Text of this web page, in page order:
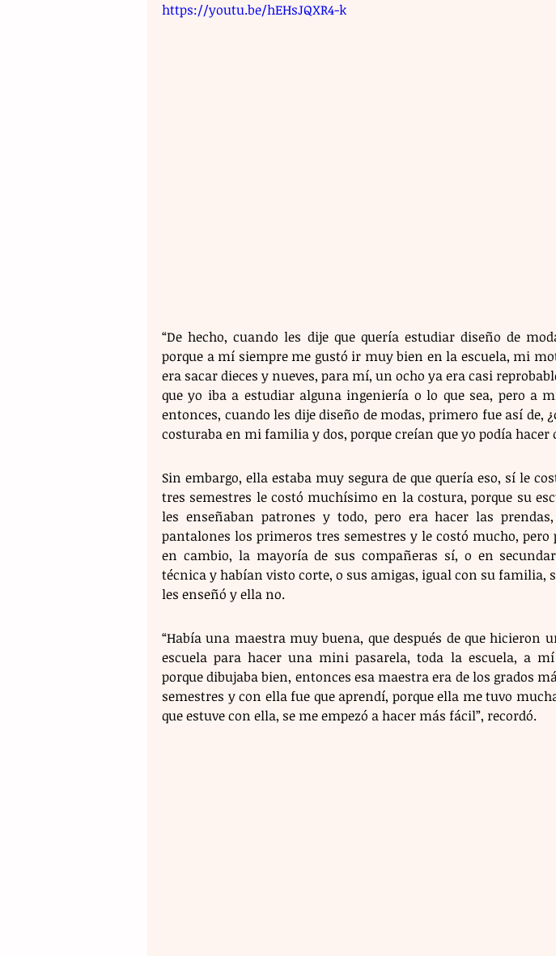
https://youtu.be/hEHsJQXR4-k
“De hecho, cuando les dije que quería estudiar diseño de
porque a mí siempre me gustó ir muy bien en la escuela, mi
era sacar dieces y nueves, para mí, un ocho ya era casi
que yo iba a estudiar alguna ingeniería o lo que sea, pero a
entonces, cuando les dije diseño de modas, primero fue así de,
costuraba en mi familia y dos, porque creían que yo podía hacer
Sin embargo, ella estaba muy segura de que quería eso, sí le
tres semestres le costó muchísimo en la costura, porque su
les enseñaban patrones y todo, pero era hacer las
pantalones los primeros tres semestres y le costó mucho, pero
en cambio, la mayoría de sus compañeras sí, o en
técnica y habían visto corte, o sus amigas, igual con su familia,
les enseñó y ella no.
“Había una maestra muy buena, que después de que hicieron
escuela para hacer una mini pasarela, toda la escuela, a
porque dibujaba bien, entonces esa maestra era de los grados
semestres y con ella fue que aprendí, porque ella me tuvo
que estuve con ella, se me empezó a hacer más fácil”, recordó.